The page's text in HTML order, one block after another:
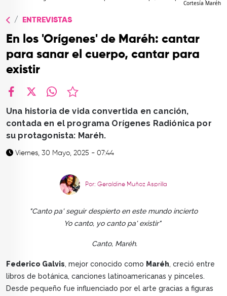
Cortesía Maréh
ENTREVISTAS
En los 'Orígenes' de Maréh: cantar
para sanar el cuerpo, cantar para
existir
Una historia de vida convertida en canción,
contada en el programa Orígenes Radiónica por
su protagonista: Maréh.
Viernes, 30 Mayo, 2025 - 07:44
Por: Geraldine Muñoz Asprilla
"Canto pa' seguir despierto en este mundo incierto
Yo canto, yo canto pa' existir"
Canto, Maréh.
Federico Galvis, mejor conocido como Maréh, creció entre
libros de botánica, canciones latinoamericanas y pinceles.
Desde pequeño fue influenciado por el arte gracias a figuras